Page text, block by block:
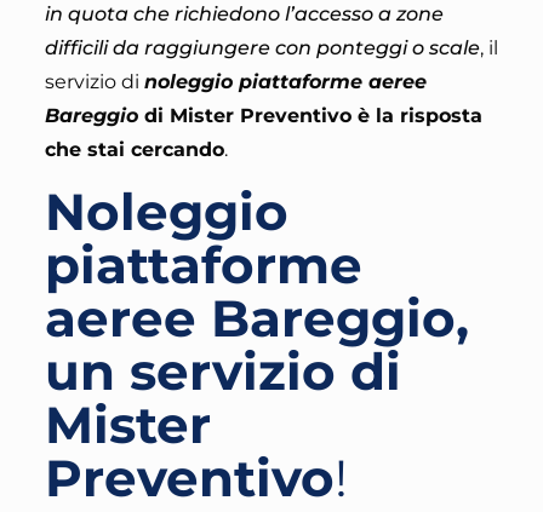
in quota che richiedono l’accesso a zone
difficili da raggiungere con ponteggi o scale, il
servizio di noleggio piattaforme aeree
Bareggiodi Mister Preventivo è la risposta
che stai cercando.
Noleggio
piattaforme
aeree Bareggio,
un servizio di
Mister
Preventivo!